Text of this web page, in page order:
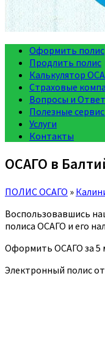
Оформить полис
Продлить полис
Калькулятор
Страховые
Вопросы и
Полезные
Услуги
Контакты
ОСАГО в
ПОЛИС ОСАГО »
Воспользовавшись
полиса ОСАГО и его
Оформить ОСАГО за 5
Электронный полис